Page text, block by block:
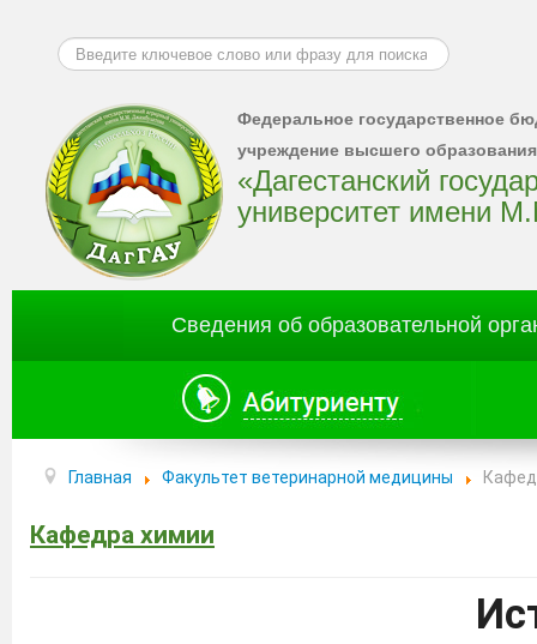
Искать...
Федеральное государственное
учреждение высшего образования
«Дагестанский
университет имени
Сведения об образовательной
Главная Факультет ветеринарной медицины
Кафедра химии